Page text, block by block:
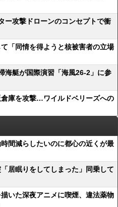
攻撃ドローンのコンセプトで衝
「同情を得ようと核被害者の立場
海艇が国際演習「海風26-2」に参
庫を攻撃…ワイルドベリーズへの
間減らしたいのに都心の近くが最
居眠りをしてしまった」同乗して
いた深夜アニメに喫煙、違法薬物